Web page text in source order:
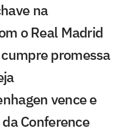
na
o Real Madrid
promessa
vence e
Conference